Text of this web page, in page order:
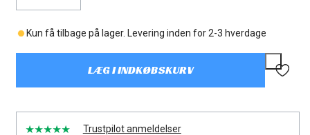
Kun få tilbage på lager. Levering inden for 2-3 hverdage
LÆG I INDKØBSKURV
Trustpilot anmeldelser